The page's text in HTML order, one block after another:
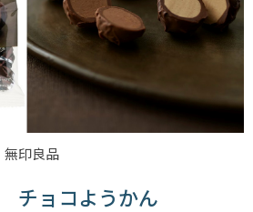
無印良品
チョコようかん